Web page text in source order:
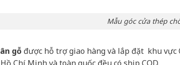
Mẫu góc cửa thép
gỗ được hỗ trợ giao hàng và lắp đặt khu vực